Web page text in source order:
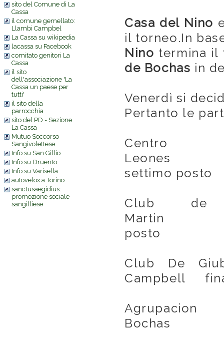
sito del Comune di La
Cassa
il comune gemellato:
Llambi Campbel
La Cassa su wikipedia
lacassa su Facebook
comitato genitori La
Cassa
il sito
dell'associazione 'La
Cassa un paese per
tutti'
il sito della
parrocchia
sito del PD - Sezione
La Cassa
Mutuo Soccorso
Sangivolettese
Info su San Gillio
Info su Druento
Info su Varisella
autovelox a Torino
sanctusaegidius:
promozione sociale
sangilliese
Casa del Nino
il torneo.In
Nino termina il
de Bochas in
Venerdì si
Pertanto le
settimo posto
Club de
Martin
posto
Club De
Campbell
Bochas